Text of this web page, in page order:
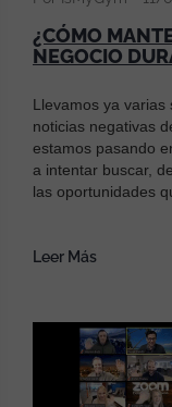
¿CÓMO
NEGOCIO
Llevamos ya varias
noticias negativas
estamos pasando
a intentar buscar,
las oportunidades
Leer Más